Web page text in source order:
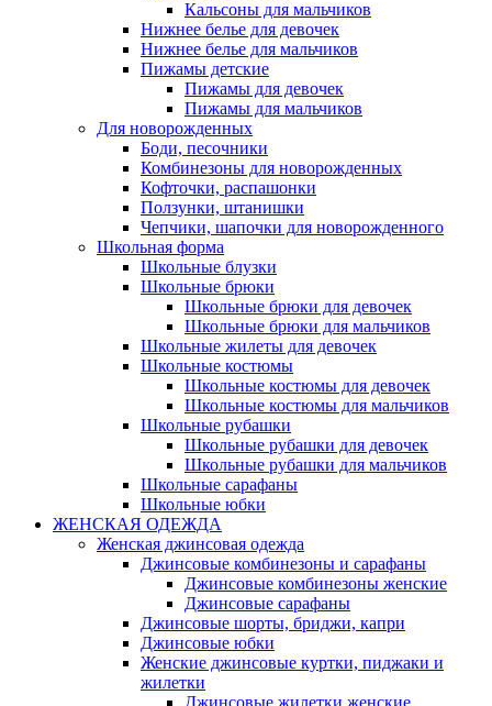
Кальсоны для мальчиков
Нижнее белье для девочек
Нижнее белье для мальчиков
Пижамы детские
Пижамы для девочек
Пижамы для мальчиков
Для новорожденных
Боди, песочники
Комбинезоны для новорожденных
Кофточки, распашонки
Ползунки, штанишки
Чепчики, шапочки для новорожденного
Школьная форма
Школьные блузки
Школьные брюки
Школьные брюки для девочек
Школьные брюки для мальчиков
Школьные жилеты для девочек
Школьные костюмы
Школьные костюмы для девочек
Школьные костюмы для мальчиков
Школьные рубашки
Школьные рубашки для девочек
Школьные рубашки для мальчиков
Школьные сарафаны
Школьные юбки
ЖЕНСКАЯ ОДЕЖДА
Женская джинсовая одежда
Джинсовые комбинезоны и сарафаны
Джинсовые комбинезоны женские
Джинсовые сарафаны
Джинсовые шорты, бриджи, капри
Джинсовые юбки
Женские джинсовые куртки, пиджаки и
жилетки
Джинсовые жилетки женские